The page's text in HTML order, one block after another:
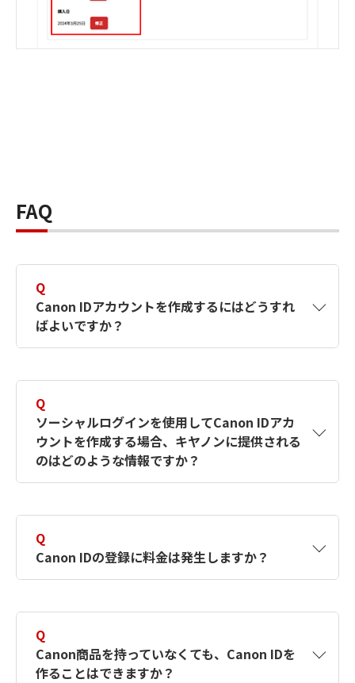
FAQ
Q
Canon IDアカウントを作成するにはどうすれ
ばよいですか？
す。詳しい作成方法は【カメラ】Canon IDとは
何ですか？Canon IDの作成方法は？をご確認く
ださい。
Q
ソーシャルログインを使用してCanon IDアカ
ウントを作成する場合、キヤノンに提供される
のはどのような情報ですか？
択したサービスから取得します。アカウントを
簡単に作成できるように、この情報を使用して
Canon IDの登録フォームを入力します。
Q
Canon IDの登録に料金は発生しますか？
Q
Canon商品を持っていなくても、Canon IDを
作ることはできますか？